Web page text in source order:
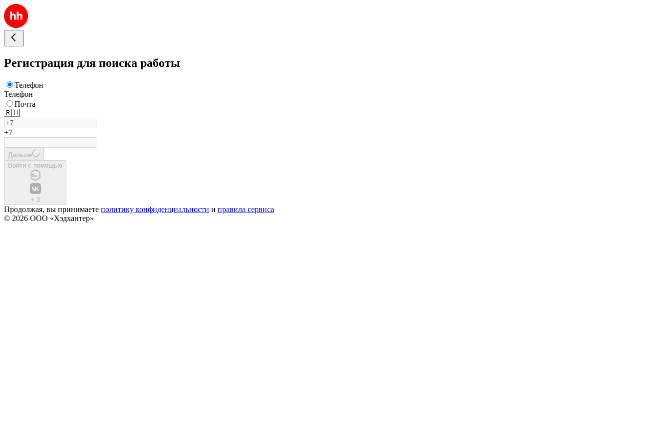
Регистрация для поиска работы
Телефон
Телефон
Почта
🇷🇺
+7
Дальше
Войти с помощью
+ 3
Продолжая, вы принимаете политику конфиденциальности и правила сервиса
© 2026 ООО «Хэдхантер»